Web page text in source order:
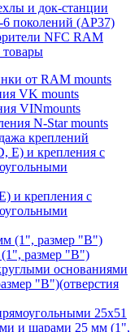
и док-станции
поколений (AP37)
NFC RAM
от RAM mounts
VK mounts
VINmounts
N-Star mounts
креплений
и крепления с
размер "B")
основаниями
"B")(отверстия
25х51
и шарами 25 мм (1",